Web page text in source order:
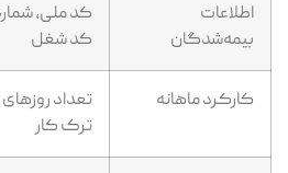
اطلاعات
بیمه‌شدگان
کد ملی،
کد شغل
کارکرد ماهانه
تعداد
ترک کار